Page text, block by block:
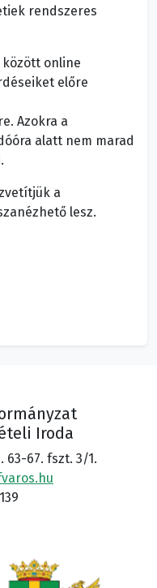
rendszeres
között online
előre
Azokra a
alatt nem marad
a
lesz.
Iroda
63-67. fszt. 3/1.